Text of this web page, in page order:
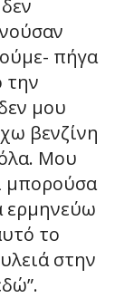
πήγα
την
μου
βενζίνη
Μου
μπορούσα
ερμηνεύω
το
στην